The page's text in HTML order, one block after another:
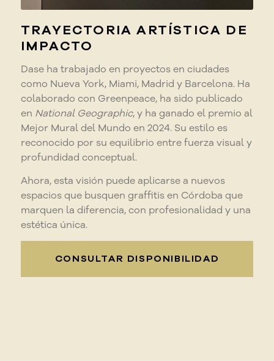
TRAYECTORIA ARTÍSTICA DE
IMPACTO
Dase ha trabajado en proyectos en ciudades
como Nueva York, Miami, Madrid y Barcelona. Ha
colaborado con Greenpeace, ha sido publicado
en National Geographic, y ha ganado el premio al
Mejor Mural del Mundo en 2024. Su estilo es
reconocido por su equilibrio entre fuerza visual y
profundidad conceptual.
Ahora, esta visión puede aplicarse a nuevos
espacios que busquen graffitis en Córdoba que
marquen la diferencia, con profesionalidad y una
estética única.
CONSULTAR DISPONIBILIDAD